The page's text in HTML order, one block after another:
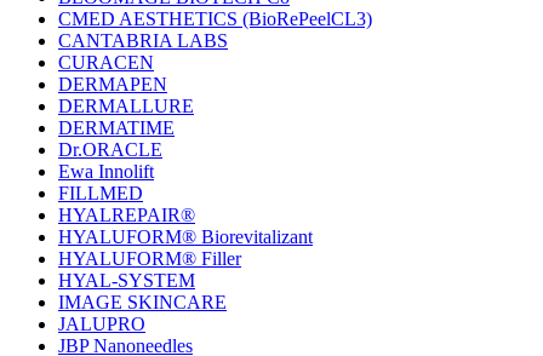
CMED AESTHETICS (BioRePeelCL3)
CANTABRIA LABS
CURACEN
DERMAPEN
DERMALLURE
DERMATIME
Dr.ORACLE
Ewa Innolift
FILLMED
НYALREPAIR®
HYALUFORM® Biorevitalizant
HYALUFORM® Filler
HYAL-SYSTEM
IMAGE SKINCARE
JALUPRO
JBP Nanoneedles